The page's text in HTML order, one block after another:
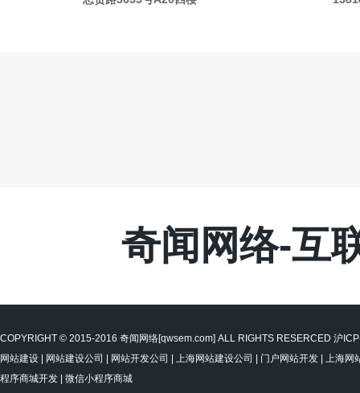
奇闻网络-互
COPYRIGHT © 2015-2016 奇闻网络[qwsem.com] ALL RIGHTS RESERCED 沪
网站建设
网站建设公司 网站开发公司 上海网站建设公司 门户网站开发
上海网
程序商城开发
微信小程序商城